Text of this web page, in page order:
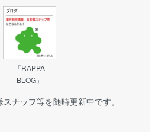
「RAPPA
BLOG」
ナップ等を随時更新中です。